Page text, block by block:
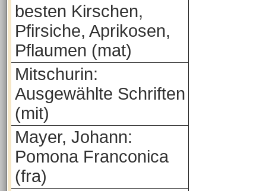
besten Kirschen,
Pfirsiche, Aprikosen,
Pflaumen (mat)
Mitschurin:
Ausgewählte Schriften
(mit)
Mayer, Johann:
Pomona Franconica
(fra)